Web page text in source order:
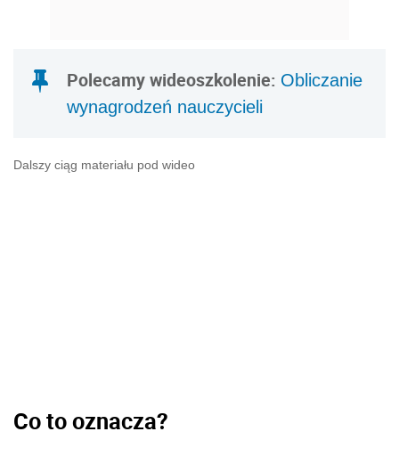
Polecamy wideoszkolenie: Obliczanie
wynagrodzeń nauczycieli
Dalszy ciąg materiału pod wideo
Co to oznacza?